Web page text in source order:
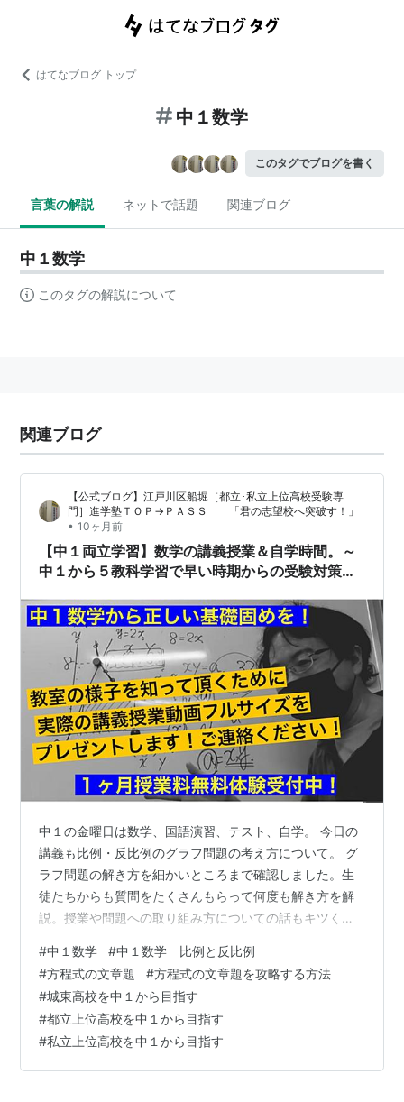
はてなブログ トップ
中１数学
このタグでブログを書く
言葉の解説 ネットで話題 関連ブログ
中１数学
このタグの解説について
関連ブログ
【公式ブログ】江戸川区船堀［都立･私立上位高校受験専
門］進学塾ＴＯＰ→ＰＡＳＳ 「君の志望校へ突破す！」
• 10ヶ月前
【中１両立学習】数学の講義授業＆自学時間。～
中１から５教科学習で早い時期からの受験対策
中１の金曜日は数学、国語演習、テスト、自学。 今日の
講義も比例・反比例のグラフ問題の考え方について。 グ
ラフ問題の解き方を細かいところまで確認しました。生
徒たちからも質問をたくさんもらって何度も解き方を解
説。授業や問題への取り組み方についての話もキツくさ
ツいと思ったり、部活動中心の生活の方がマッチした
り、ゲームなどで夜更かしが当たり前になったり･･･。 Ｔ
ＯＰ→ＰＡＳＳでは通塾時間０分のzoom受講もできま
す。部活が忙しいときや少し具合が悪くて夜に外出しな
い方が良いときにzoomで受講できます。実際にそうやっ
て頑張っている生徒が多くいます。Ｔ…
#中１数学 #中１数学 比例と反比例
#方程式の文章題 #方程式の文章題を攻略する方法
#城東高校を中１から目指す
#都立上位高校を中１から目指す
#私立上位高校を中１から目指す